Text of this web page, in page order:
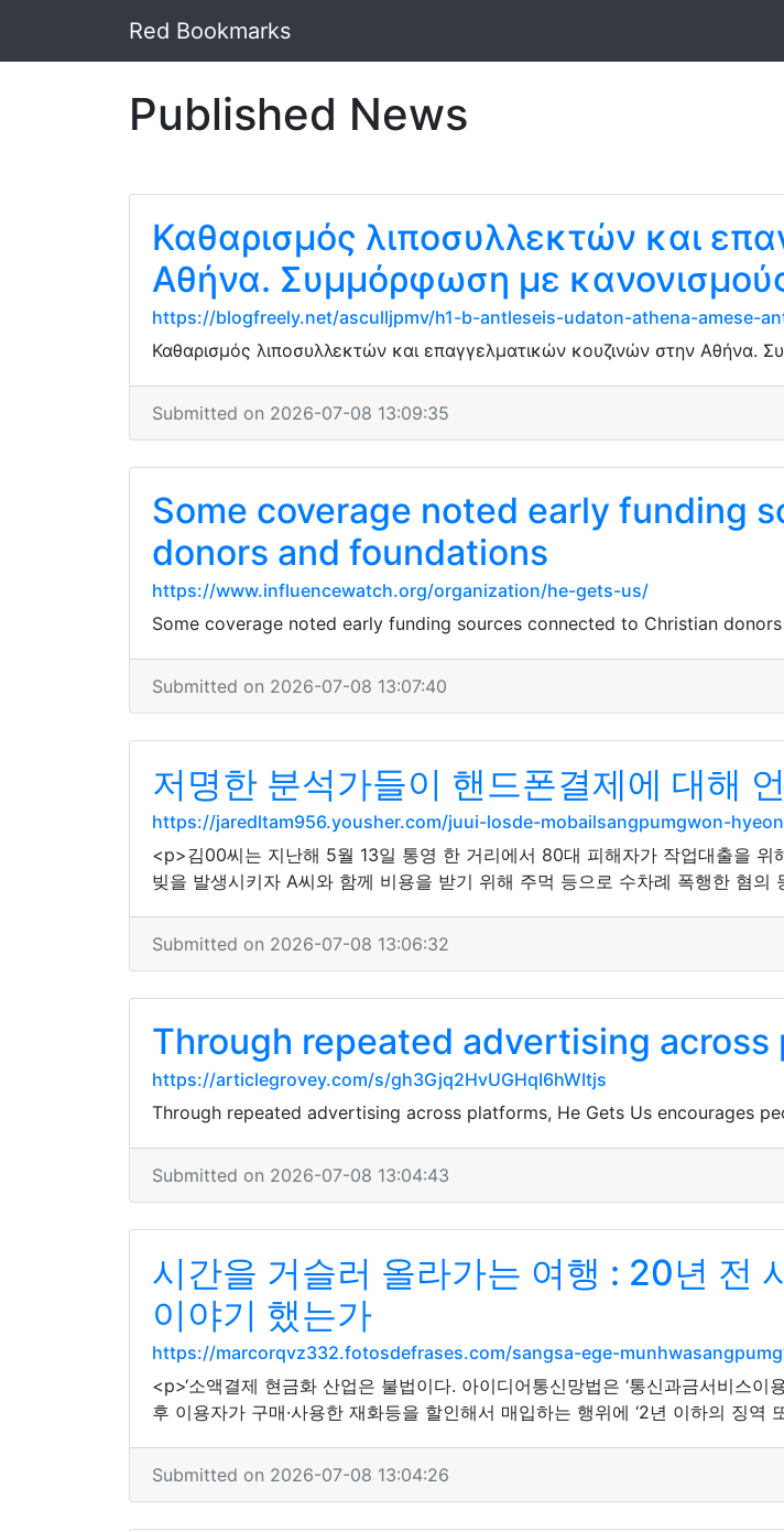
Red Bookmarks
Published News
Καθαρισμός λιποσυλλεκτών και
Αθήνα. Συμμόρφωση με
https://blogfreely.net/asculljpmv/h1-b-antleseis-udaton-athena-amese-
Καθαρισμός λιποσυλλεκτών και επαγγελματικών κουζινών στην
Submitted on 2026-07-08 13:09:35
Some coverage noted early funding
donors and foundations
https://www.influencewatch.org/organization/he-gets-us/
Some coverage noted early funding sources connected to Christian
Submitted on 2026-07-08 13:07:40
저명한 분석가들이 핸드폰결제에 대해
https://jaredltam956.yousher.com/juui-losde-mobailsangpumgwon-
<p>김00씨는 지난해 5월 13일 통영 한 거리에서 80대 피해자가 작업대출을
빚을 발생시키자 A씨와 함께 비용을 받기 위해 주먹 등으로 수차례 폭행한 혐의
Submitted on 2026-07-08 13:06:32
Through repeated advertising across
https://articlegrovey.com/s/gh3Gjq2HvUGHqI6hWItjs
Through repeated advertising across platforms, He Gets Us encourages
Submitted on 2026-07-08 13:04:43
시간을 거슬러 올라가는 여행 : 20년 전
이야기 했는가
https://marcorqvz332.fotosdefrases.com/sangsa-ege-
<p>‘소액결제 현금화 산업은 불법이다. 아이디어통신망법은 ‘통신과금서비스
후 이용자가 구매·사용한 재화등을 할인해서 매입하는 행위에 ‘2년 이하의 징
Submitted on 2026-07-08 13:04:26